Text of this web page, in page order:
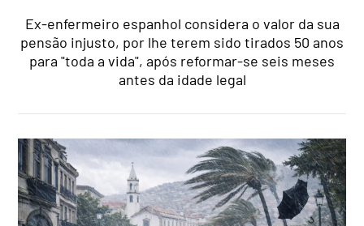
Ex-enfermeiro espanhol considera o valor da sua
pensão injusto, por lhe terem sido tirados 50 anos
para "toda a vida", após reformar-se seis meses
antes da idade legal